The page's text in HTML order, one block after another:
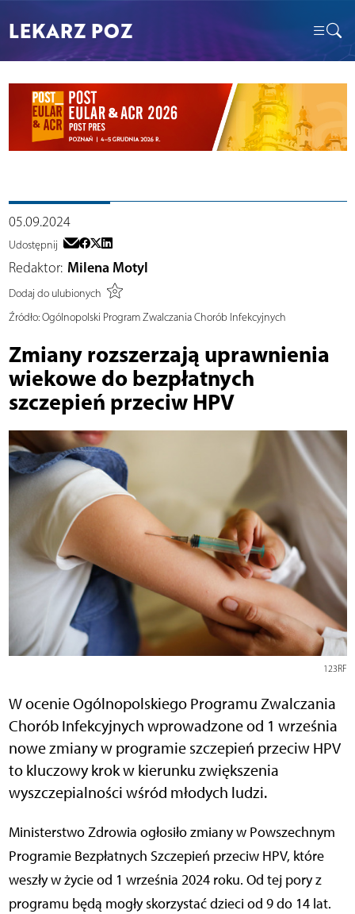
LEKARZ POZ
05.09.2024
Udostępnij
Redaktor: Milena Motyl
Dodaj do ulubionych
Źródło:Ogólnopolski Program Zwalczania Chorób Infekcyjnych
Zmiany rozszerzają uprawnienia
wiekowe do bezpłatnych
szczepień przeciw HPV
123RF
W ocenie Ogólnopolskiego Programu Zwalczania
Chorób Infekcyjnych wprowadzone od 1 września
nowe zmiany w programie szczepień przeciw HPV
to kluczowy krok w kierunku zwiększenia
wyszczepialności wśród młodych ludzi.
Ministerstwo Zdrowia ogłosiło zmiany w Powszechnym
Programie Bezpłatnych Szczepień przeciw HPV, które
weszły w życie od 1 września 2024 roku. Od tej pory z
programu będą mogły skorzystać dzieci od 9 do 14 lat.